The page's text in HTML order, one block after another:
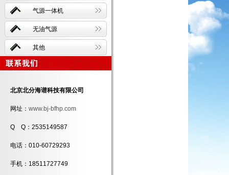
气源一体机
无油气源
其他
北京北分海谱科技有限公司
网址： www.bj-bfhp.com
Q Q：2535149587
电话：010-60729293
手机：18511727749